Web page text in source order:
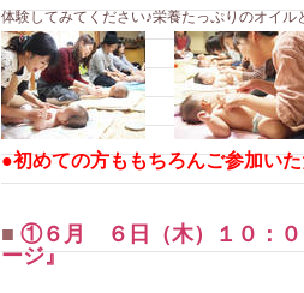
体験してみてください♪栄養たっぷりのオイ
●初めての方ももちろんご参加い
■ ①６月 ６日（木）１０：０
ージ』